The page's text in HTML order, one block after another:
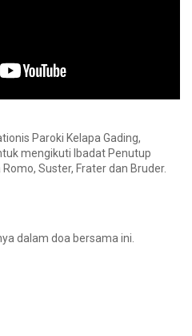
Paroki Kelapa Gading,
mengikuti Ibadat Penutup
Suster, Frater dan Bruder.
dalam doa bersama ini.